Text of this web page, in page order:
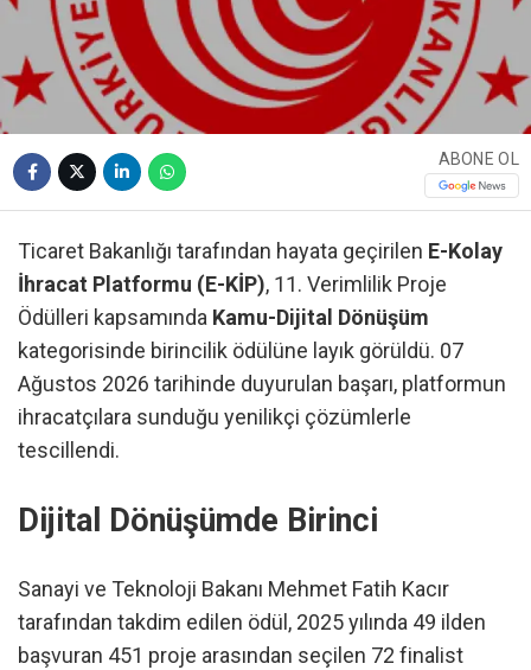
ABONE OL
Ticaret Bakanlığı tarafından hayata geçirilen E-Kolay
İhracat Platformu (E-KİP), 11. Verimlilik Proje
Ödülleri kapsamında Kamu-Dijital Dönüşüm
kategorisinde birincilik ödülüne layık görüldü. 07
Ağustos 2026 tarihinde duyurulan başarı, platformun
ihracatçılara sunduğu yenilikçi çözümlerle
tescillendi.
Dijital Dönüşümde Birinci
Sanayi ve Teknoloji Bakanı Mehmet Fatih Kacır
tarafından takdim edilen ödül, 2025 yılında 49 ilden
başvuran 451 proje arasından seçilen 72 finalist